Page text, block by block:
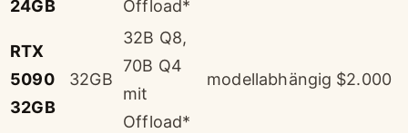
24GB
Offload*
RTX
5090
32GB
32GB
32B Q8,
70B Q4
mit
Offload*
modellabhängig $2.000